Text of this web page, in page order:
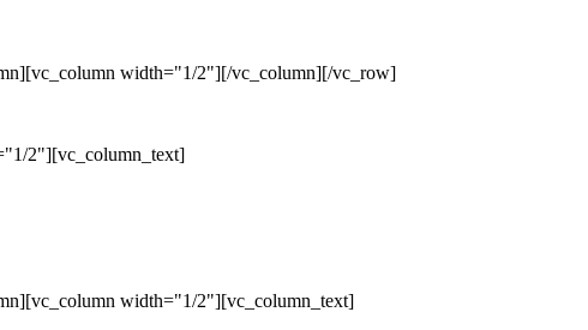
width="1/2"][/vc_column][/vc_row]
2"][vc_column_text]
width="1/2"][vc_column_text]